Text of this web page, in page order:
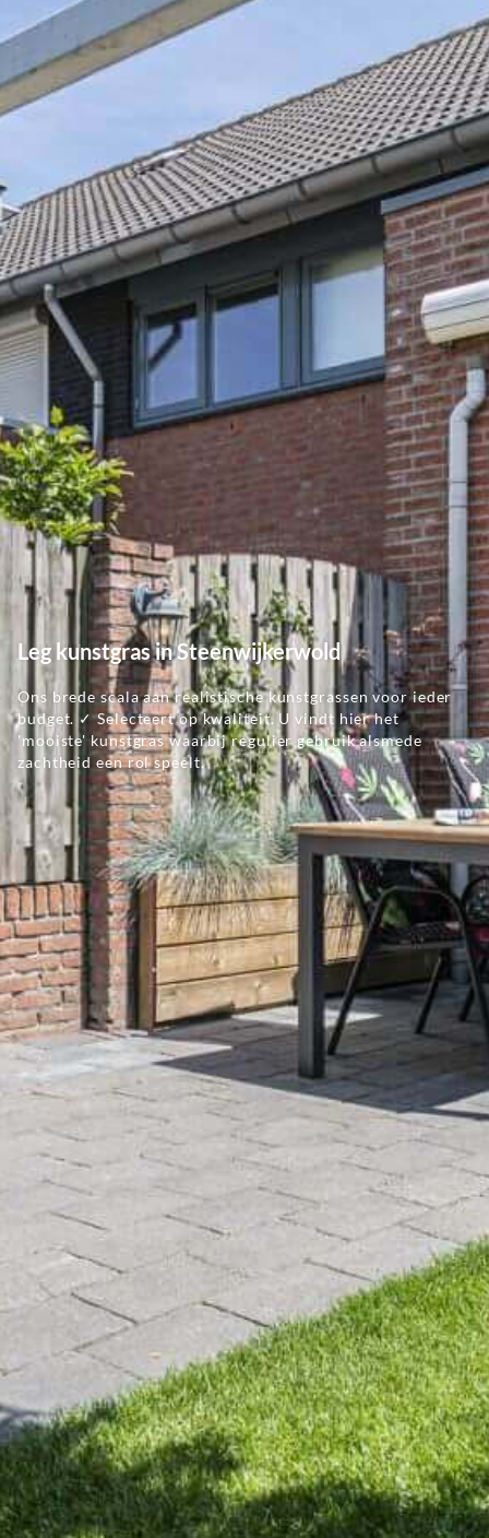
Leg kunstgras in Steenwijkerwold
Ons brede scala aan realistische kunstgrassen voor ieder
budget. ✓ Selecteert op kwaliteit. U vindt hier het
'mooiste' kunstgras waarbij regulier gebruik alsmede
zachtheid een rol speelt.